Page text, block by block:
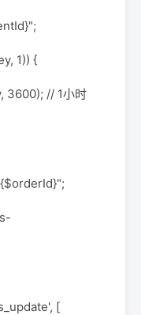
1)) {
3600); // 1小时
[